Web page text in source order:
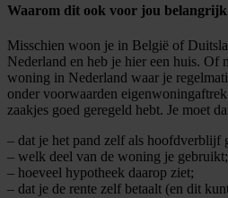
Waarom dit ook voor jou belangrijk
Misschien woon je in België of
Nederland en heb je hier een huis. Of
woning in Nederland waar je
onder voorwaarden
zaakjes goed geregeld hebt. Je moet
– dat je het pand zelf als hoofdverblijf
– welk deel van de woning je gebruikt;
– hoeveel hypotheek daarop ziet;
– dat je de rente zelf betaalt (en dit